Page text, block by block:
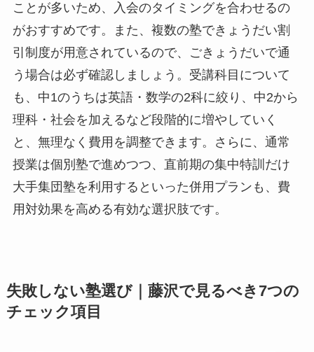
ことが多いため、入会のタイミングを合わせるの
がおすすめです。また、複数の塾できょうだい割
引制度が用意されているので、ごきょうだいで通
う場合は必ず確認しましょう。受講科目について
も、中1のうちは英語・数学の2科に絞り、中2から
理科・社会を加えるなど段階的に増やしていく
と、無理なく費用を調整できます。さらに、通常
授業は個別塾で進めつつ、直前期の集中特訓だけ
大手集団塾を利用するといった併用プランも、費
用対効果を高める有効な選択肢です。
失敗しない塾選び｜藤沢で見るべき7つの
チェック項目